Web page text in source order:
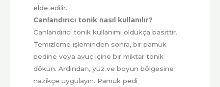
elde edilir.
Canlandırıcı tonik nasıl kullanılır?
Canlandırıcı tonik kullanımı oldukça basittir.
Temizleme işleminden sonra, bir pamuk
pedine veya avuç içine bir miktar tonik
dökün. Ardından, yüz ve boyun bölgesine
nazikçe uygulayın. Pamuk pedi